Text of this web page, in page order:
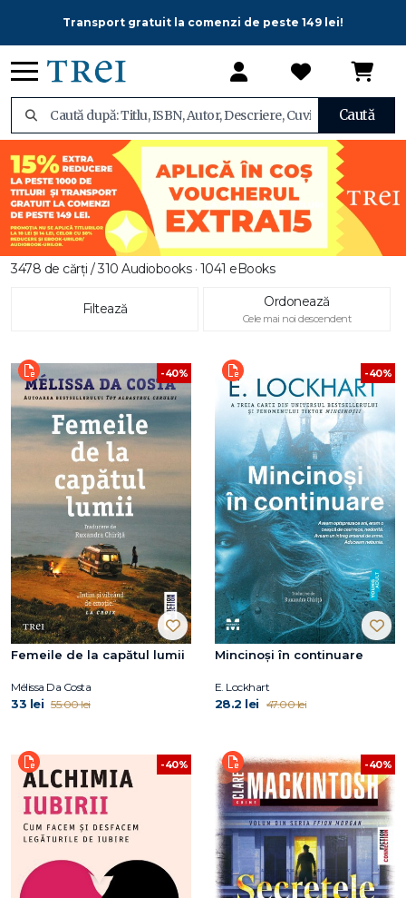
Transport gratuit la comenzi de peste 149 lei!
Caută
3478 de cărți / 310 Audiobooks · 1041 eBooks
Filtează Ordonează
Cele mai noi descendent
-40%
Femeile de la capătul lumii
Mélissa Da Costa
33 lei 55.00 lei
-40%
Mincinoși în continuare
E. Lockhart
28.2 lei 47.00 lei
-40% -40%